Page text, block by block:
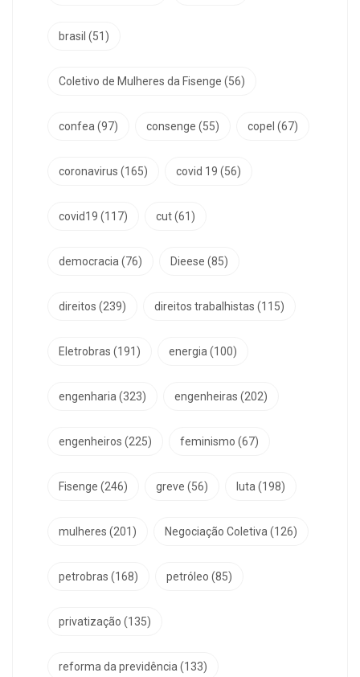
brasil (51)
Coletivo de Mulheres da Fisenge (56)
confea (97) consenge (55) copel (67)
coronavirus (165) covid 19 (56)
covid19 (117) cut(61)
democracia (76) Dieese (85)
direitos (239) direitos trabalhistas (115)
Eletrobras (191) energia (100)
engenharia (323) engenheiras (202)
engenheiros (225) feminismo (67)
Fisenge (246) greve (56) luta (198)
mulheres (201) Negociação Coletiva (126)
petrobras (168) petróleo (85)
privatização (135)
reforma da previdência (133)